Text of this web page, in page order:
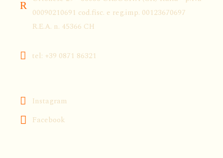
00090210691 cod.fisc. e reg.imp. 00123670697
R.E.A. n. 45366 CH
tel: +39 0871 86321
Instagram
Facebook